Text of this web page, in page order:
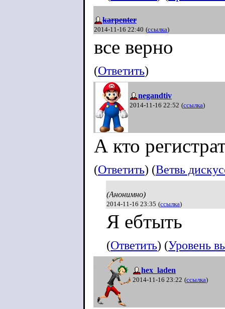
karpenter
2014-11-16 22:40 (ссылка)
все верно
(Ответить)
negandtiv
2014-11-16 22:52 (ссылка)
А кто
(Ответить) (Ветвь
(Анонимно)
2014-11-16 23:35 (ссылка)
Я ебтыть
(Ответить) (Уровень
hex_laden
2014-11-16 23:22 (ссылка)